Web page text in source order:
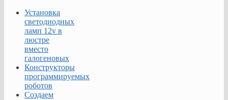
эффективно
организовать
пользователей
обеспечить
безопасность
доступа
ресурсам.
Установка
светодиодных
ламп 12v в
люстре
вместо
галогеновых
Конструкторы
программируемых
роботов
Создаем